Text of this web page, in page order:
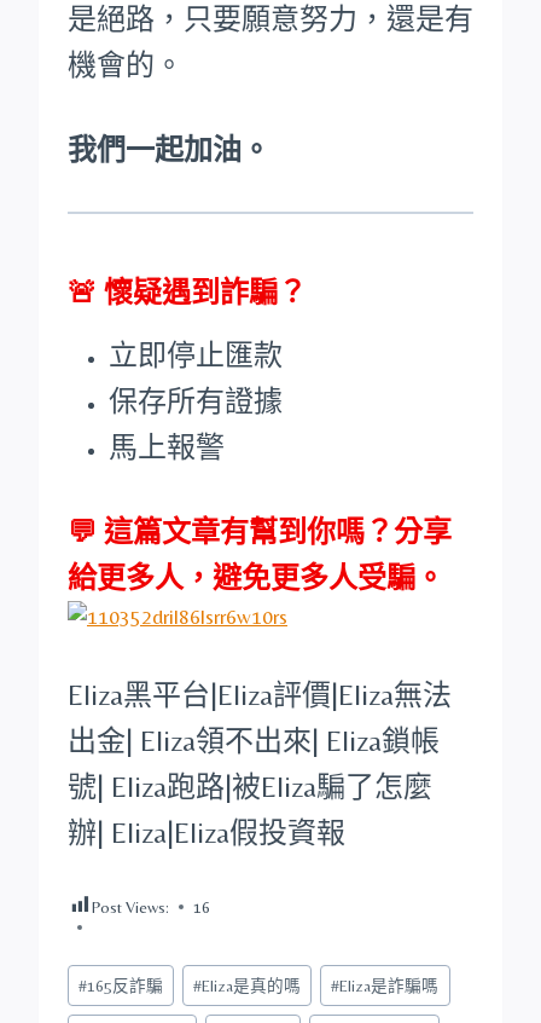
是絕路，只要願意努力，還是有
機會的。
我們一起加油。
🚨 懷疑遇到詐騙？
立即停止匯款
保存所有證據
馬上報警
💬 這篇文章有幫到你嗎？分享
給更多人，避免更多人受騙。
Eliza黑平台|Eliza評價|Eliza無法
出金| Eliza領不出來| Eliza鎖帳
號| Eliza跑路|被Eliza騙了怎麼
辦| Eliza|Eliza假投資報
Post Views: 16
Post
Tags:
#165反詐騙 #Eliza是真的嗎 #Eliza是詐騙嗎